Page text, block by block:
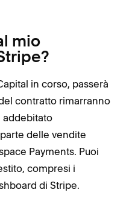
mio
in corso, passerà
contratto rimarranno
addebitato
delle vendite
Payments. Puoi
compresi i
di Stripe.